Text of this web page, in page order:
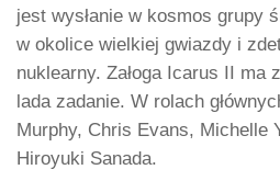
jest wysłanie w kosmos grupy
w okolice wielkiej gwiazdy i
nuklearny. Załoga Icarus II ma
lada zadanie. W rolach
Murphy, Chris Evans, Michelle
Hiroyuki Sanada.